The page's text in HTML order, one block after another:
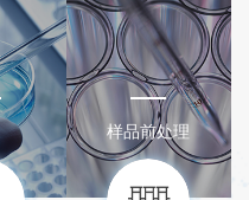
样品前处理